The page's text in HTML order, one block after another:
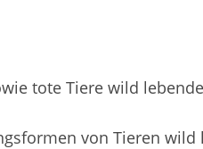
tote Tiere wild
von Tieren wild